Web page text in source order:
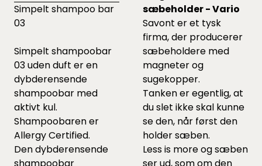
Simpelt shampoo bar
03
Simpelt shampoobar
03 uden duft er en
dybderensende
shampoobar med
aktivt kul.
Shampoobaren er
Allergy Certified.
Den dybderensende
shampoobar
sæbeholder - Vario
Savont er et tysk
firma, der producerer
sæbeholdere med
magneter og
sugekopper.
Tanken er egentlig, at
du slet ikke skal kunne
se den, når først den
holder sæben.
Less is more og sæben
ser ud, som om den